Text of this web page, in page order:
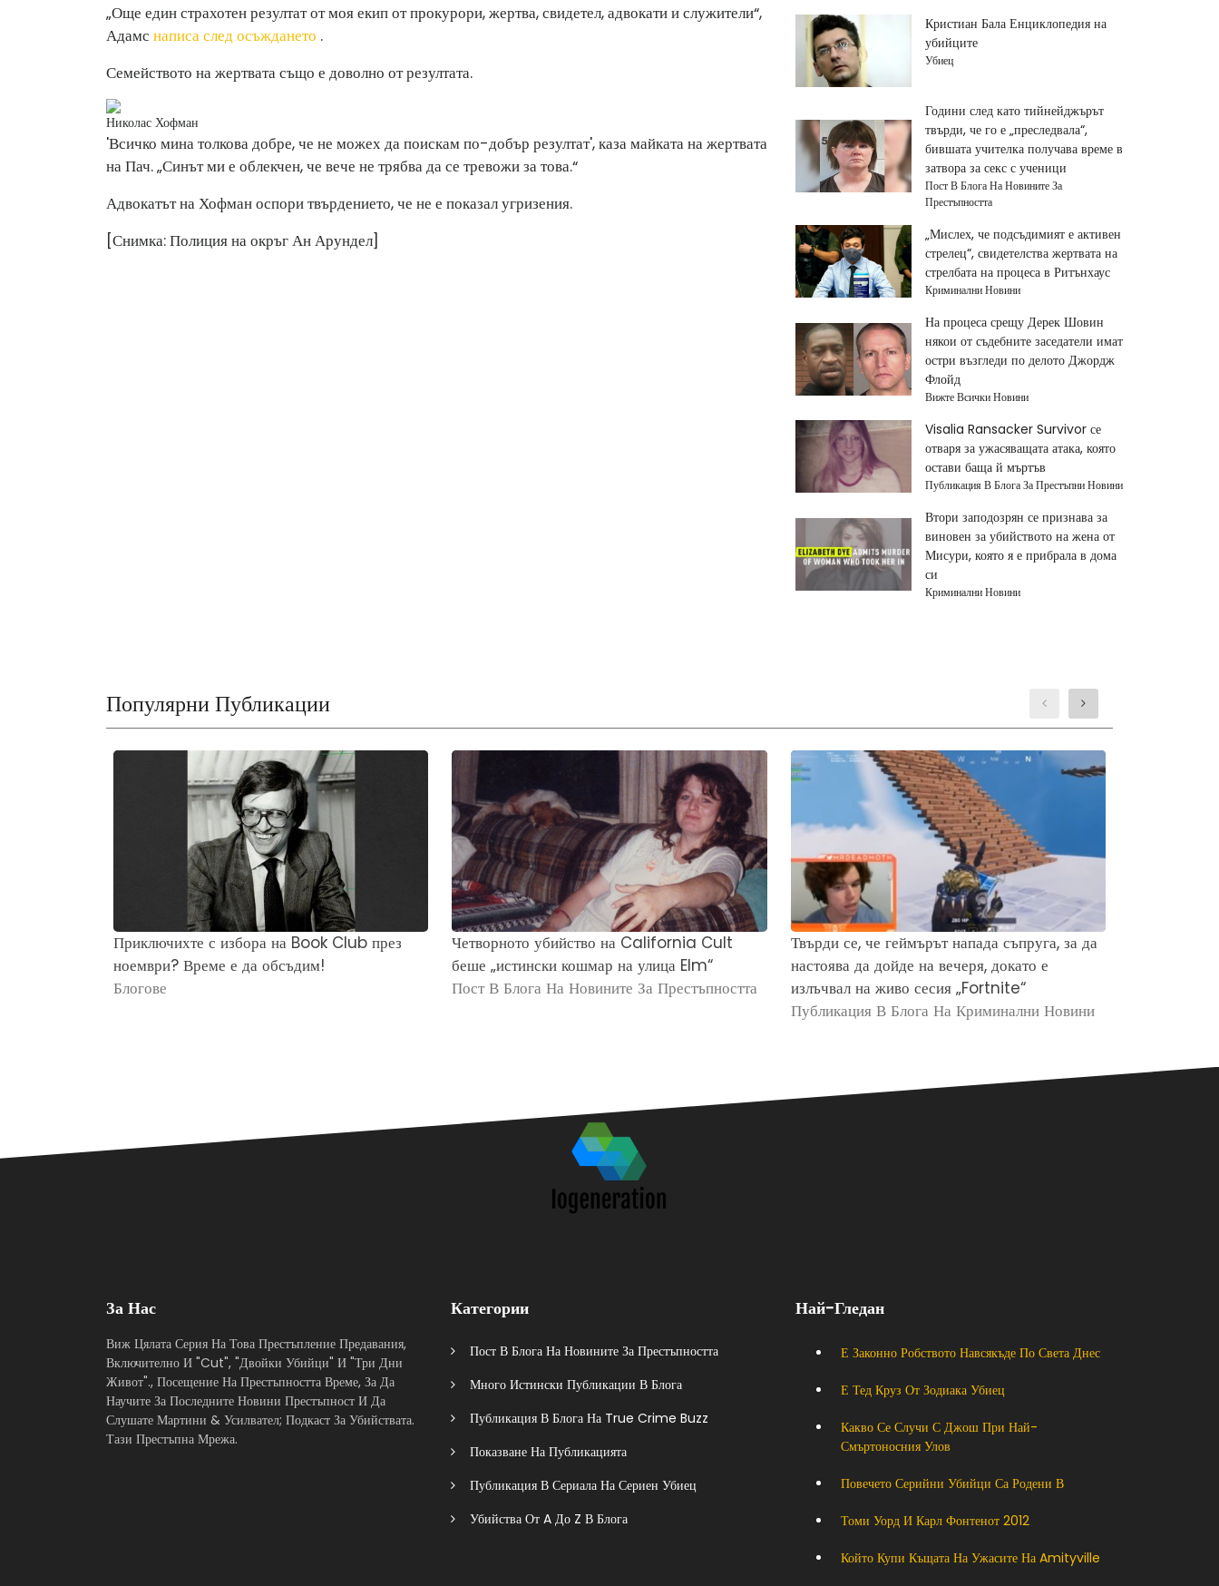
„Още един страхотен резултат от моя екип от прокурори, жертва, свидетел, адвокати и служители“,
Адамс написа след осъждането .
Семейството на жертвата също е доволно от резултата.
Николас Хофман
'Всичко мина толкова добре, че не можех да поискам по-добър резултат', каза майката на жертвата
на Пач. „Синът ми е облекчен, че вече не трябва да се тревожи за това.“
Адвокатът на Хофман оспори твърдението, че не е показал угризения.
[Снимка: Полиция на окръг Ан Арундел]
Кристиан Бала Енциклопедия на
убийците
Убиец
Години след като тийнейджърът
твърди, че го е „преследвала“,
бившата учителка получава време в
затвора за секс с ученици
Пост В Блога На Новините За
Престъпността
„Мислех, че подсъдимият е активен
стрелец“, свидетелства жертвата на
стрелбата на процеса в Ритънхаус
Криминални Новини
На процеса срещу Дерек Шовин
някои от съдебните заседатели имат
остри възгледи по делото Джордж
Флойд
Вижте Всички Новини
Visalia Ransacker Survivor се
отваря за ужасяващата атака, която
остави баща й мъртъв
Публикация В Блога За Престъпни Новини
Втори заподозрян се признава за
виновен за убийството на жена от
Мисури, която я е прибрала в дома
си
Криминални Новини
Популярни Публикации
Приключихте с избора на Book Club през
ноември? Време е да обсъдим!
Блогове
Четворното убийство на California Cult
беше „истински кошмар на улица Elm“
Пост В Блога На Новините За Престъпността
Твърди се, че геймърът напада съпруга, за да
настоява да дойде на вечеря, докато е
излъчвал на живо сесия „Fortnite“
Публикация В Блога На Криминални Новини
За Нас
Виж Цялата Серия На Това Престъпление Предавания,
Включително И "Cut", "Двойки Убийци" И "Три Дни
Живот"., Посещение На Престъпността Време, За Да
Научите За Последните Новини Престъпност И Да
Слушате Мартини & Усилвател; Подкаст За Убийствата.
Тази Престъпна Мрежа.
Категории
Пост В Блога На Новините За Престъпността
Много Истински Публикации В Блога
Публикация В Блога На True Crime Buzz
Показване На Публикацията
Публикация В Сериала На Сериен Убиец
Убийства От A До Z В Блога
Най-Гледан
Е Законно Робството Навсякъде По Света Днес
Е Тед Круз От Зодиака Убиец
Какво Се Случи С Джош При Най-
Смъртоносния Улов
Повечето Серийни Убийци Са Родени В
Томи Уорд И Карл Фонтенот 2012
Който Купи Къщата На Ужасите На Amityville